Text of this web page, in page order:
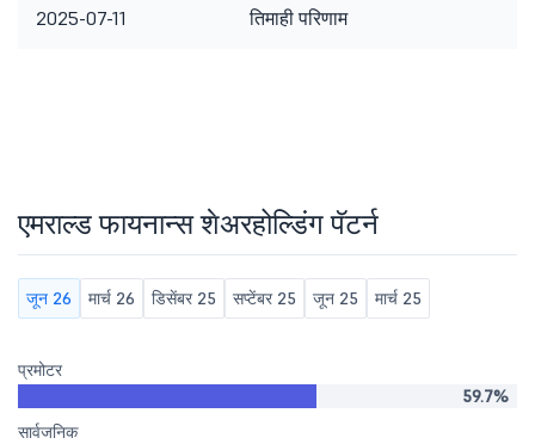
2025-07-11 तिमाही परिणाम
एमराल्ड फायनान्स शेअरहोल्डिंग पॅटर्न
जून 26 मार्च 26 डिसेंबर 25 सप्टेंबर 25 जून 25 मार्च 25
प्रमोटर
59.7%
सार्वजनिक